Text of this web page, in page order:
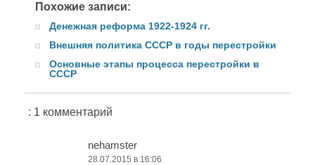
Похожие записи:
Денежная реформа 1922-1924 гг.
Внешняя политика СССР в годы перестройки
Основные этапы процесса перестройки в
СССР
: 1 комментарий
nehamster
28.07.2015 в 16:06